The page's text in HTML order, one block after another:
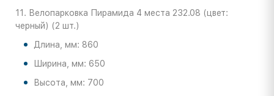
11. Велопарковка Пирамида 4 места 232.08 (цвет:
черный) (2 шт.)
Длина, мм: 860
Ширина, мм: 650
Высота, мм: 700